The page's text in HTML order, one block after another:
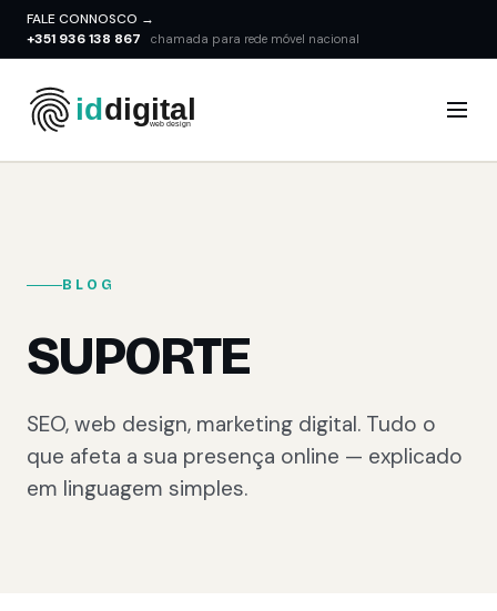
FALE CONNOSCO →
+351 936 138 867
chamada para rede móvel nacional
BLOG
SUPORTE
SEO, web design, marketing digital. Tudo o
que afeta a sua presença online — explicado
em linguagem simples.